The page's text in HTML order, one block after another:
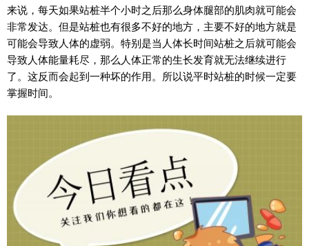
来说，每天如果站桩半个小时之后那么身体腿部的肌肉就可能会
非常发达。但是站桩也有很多不好的地方，主要不好的地方就是
可能会导致人体的虚弱。特别是当人体长时间站桩之后就可能会
导致人体能量耗尽，那么人体正常的生长发育就无法继续进行
了。这反而会起到一种坏的作用。所以说平时站桩的时候一定要
掌握时间。